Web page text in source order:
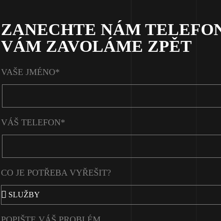
ZANECHTE NÁM
VÁM ZAVOLÁME ZPĚT
VAŠE JMÉNO*
VÁŠ TELEFON*
CO JE POTŘEBA VYŘEŠIT?